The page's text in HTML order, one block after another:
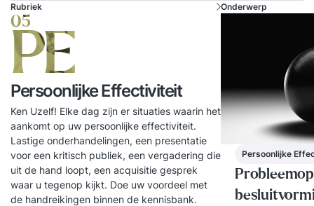
Rubriek
05
PE
Persoonlijke Effectiviteit
Ken Uzelf! Elke dag zijn er situaties waarin het
aankomt op uw persoonlijke effectiviteit.
Lastige onderhandelingen, een presentatie
voor een kritisch publiek, een vergadering die
uit de hand loopt, een acquisitie gesprek
waar u tegenop kijkt. Doe uw voordeel met
de handreikingen binnen de kennisbank.
Onderwerp
Persoonlijke